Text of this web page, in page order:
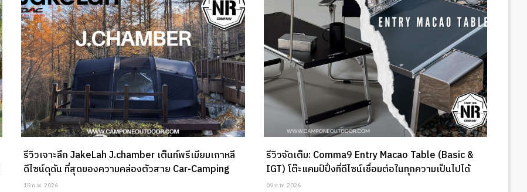
รีวิวเจาะลึก JakeLah J.chamber เต็นท์พรีเมียมเกาหลี
ดีไซน์ดุดัน ที่สุดของความคล่องตัวสาย Car-Camping
18 ก.พ. 2026
รีวิวจัดเต็ม: Comma9 Entry Macao Table (Basic &
IGT) โต๊ะแคมป์ปิ้งที่ดีไซน์เชื่อมต่อในทุกความเป็นไปได้
09 ก.พ. 2026